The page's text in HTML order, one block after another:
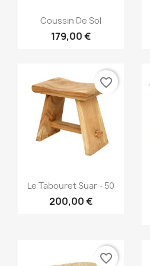
Aperçu rapide
Coussin De Sol
179,00 €
Aperçu rapide
Le Tabouret Suar - 50
200,00 €
favorite_border
favorite_border